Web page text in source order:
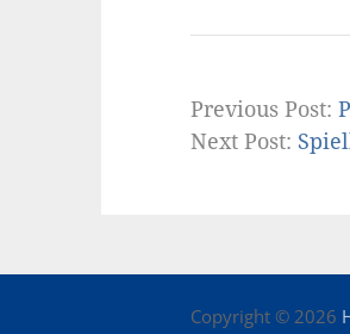
Previous Post:
Next Post:
Copyright © 2026